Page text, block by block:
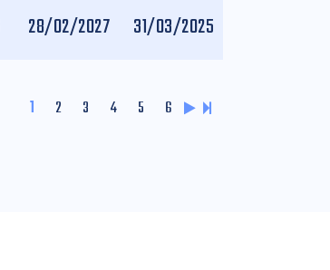
28/02/2027 31/03/2025
1 2 3 4 5 6